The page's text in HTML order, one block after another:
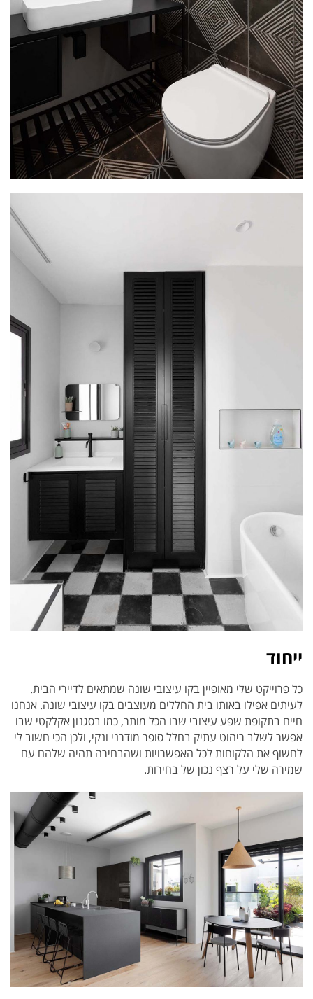
ייחוד
כל פרוייקט שלי מאופיין בקו עיצובי שונה שמתאים לדיירי הבית.
לעיתים אפילו באותו בית החללים מעוצבים בקו עיצובי שונה. אנחנו
חיים בתקופת שפע עיצובי שבו הכל מותר, כמו בסגנון אקלקטי שבו
אפשר לשלב ריהוט עתיק בחלל סופר מודרני ונקי, ולכן הכי חשוב לי
לחשוף את הלקוחות לכל האפשרויות ושהבחירה תהיה שלהם עם
שמירה שלי על רצף נכון של בחירות.